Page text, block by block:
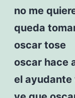
no me
queda
oscar tose
oscar hace
el ayudante